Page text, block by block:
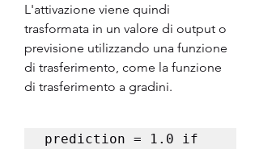
L'attivazione viene quindi
trasformata in un valore di output o
previsione utilizzando una funzione
di trasferimento, come la funzione
di trasferimento a gradini.
prediction = 1.0 if